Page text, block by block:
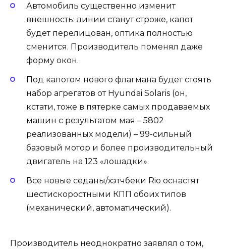
Автомобиль существенно изменит
внешность: линии станут строже, капот
будет перелицован, оптика полностью
сменится. Производитель поменял даже
форму окон.
Под капотом нового флагмана будет стоять
набор агрегатов от Hyundai Solaris (он,
кстати, тоже в пятерке самых продаваемых
машин с результатом мая – 5802
реализованных модели) – 99-сильный
базовый мотор и более производительный
двигатель на 123 «лошадки».
Все новые седаны/хэтчбеки Rio оснастят
шестискоростными КПП обоих типов
(механический, автоматический).
Производитель неоднократно заявлял о том,